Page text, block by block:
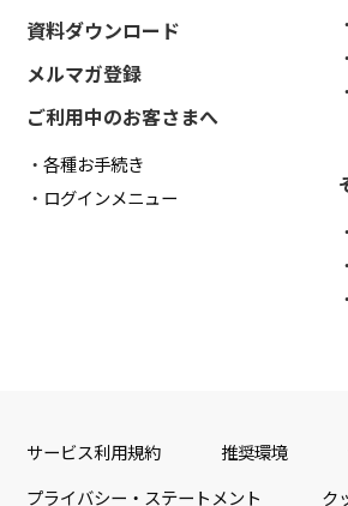
資料ダウンロード
メルマガ登録
ご利用中のお客さまへ
各種お手続き
ログインメニュー
サービス利用規約 推奨環境
プライバシー・ステートメント ク